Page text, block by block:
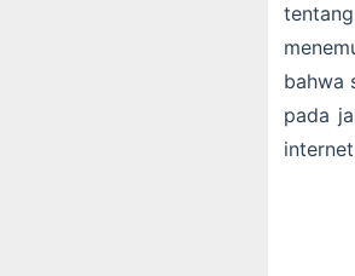
bahwa
pada